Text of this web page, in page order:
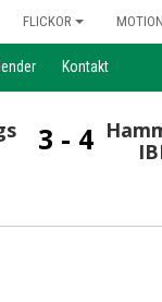
FLICKOR MOTION
Kontakt
3 - 4